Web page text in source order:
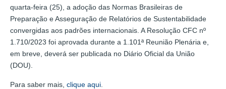
quarta-feira (25), a adoção das Normas Brasileiras de
Preparação e Asseguração de Relatórios de Sustentabilidade
convergidas aos padrões internacionais. A Resolução CFC nº
1.710/2023 foi aprovada durante a 1.101ª Reunião Plenária e,
em breve, deverá ser publicada no Diário Oficial da União
(DOU).
Para saber mais, clique aqui